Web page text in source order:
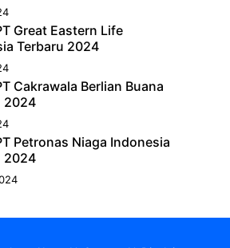
Great Eastern Life
Terbaru 2024
Cakrawala Berlian Buana
2024
Petronas Niaga Indonesia
2024